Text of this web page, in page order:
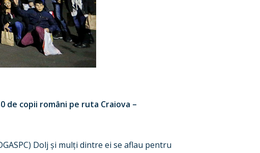
de copii români pe ruta Craiova –
Dolj și mulți dintre ei se aflau pentru